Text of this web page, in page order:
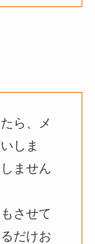
ら、メ
しま
ません
させて
だけお